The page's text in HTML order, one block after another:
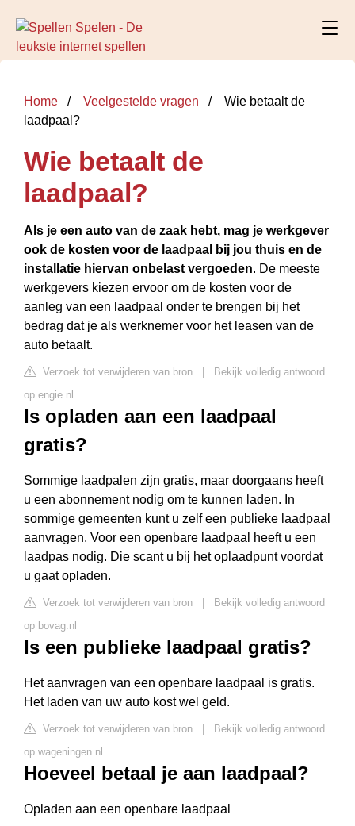
Home Veelgestelde vragen
Wie betaalt de
laadpaal?
Wie betaalt de
laadpaal?
Als je een auto van de zaak hebt, mag je werkgever
ook de kosten voor de laadpaal bij jou thuis en de
installatie hiervan onbelast vergoeden. De meeste
werkgevers kiezen ervoor om de kosten voor de
aanleg van een laadpaal onder te brengen bij het
bedrag dat je als werknemer voor het leasen van de
auto betaalt.
Verzoek tot verwijderen van bron
Bekijk volledig antwoord
op engie.nl
Is opladen aan een laadpaal
gratis?
Sommige laadpalen zijn gratis, maar doorgaans heeft
u een abonnement nodig om te kunnen laden. In
sommige gemeenten kunt u zelf een publieke laadpaal
aanvragen. Voor een openbare laadpaal heeft u een
laadpas nodig. Die scant u bij het oplaadpunt voordat
u gaat opladen.
Verzoek tot verwijderen van bron
Bekijk volledig antwoord
op bovag.nl
Is een publieke laadpaal gratis?
Het aanvragen van een openbare laadpaal is gratis.
Het laden van uw auto kost wel geld.
Verzoek tot verwijderen van bron
Bekijk volledig antwoord
op wageningen.nl
Hoeveel betaal je aan laadpaal?
Opladen aan een openbare laadpaal